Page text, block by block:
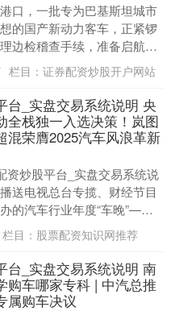
口，一批专为巴基斯坦城市
的国产新动力客车，正紧锣
边检稽查手续，准备启航远
平台_实盘交易系统说明，
”沿线....
栏目： 证券配资炒股开户网站
台_实盘交易系统说明 央
全栈独一入选决策！岚图
混荣膺2025汽车风浪革新
资炒股平台_实盘交易系统说
送电视总台专揽、财经节目
的汽车行业年度“车晚”——
风浪盛典》恢弘启幕。凭借
栏目： 股票配资知识网推荐
台_实盘交易系统说明 南
购车哪家专科 | 中汽总推
属购车决议